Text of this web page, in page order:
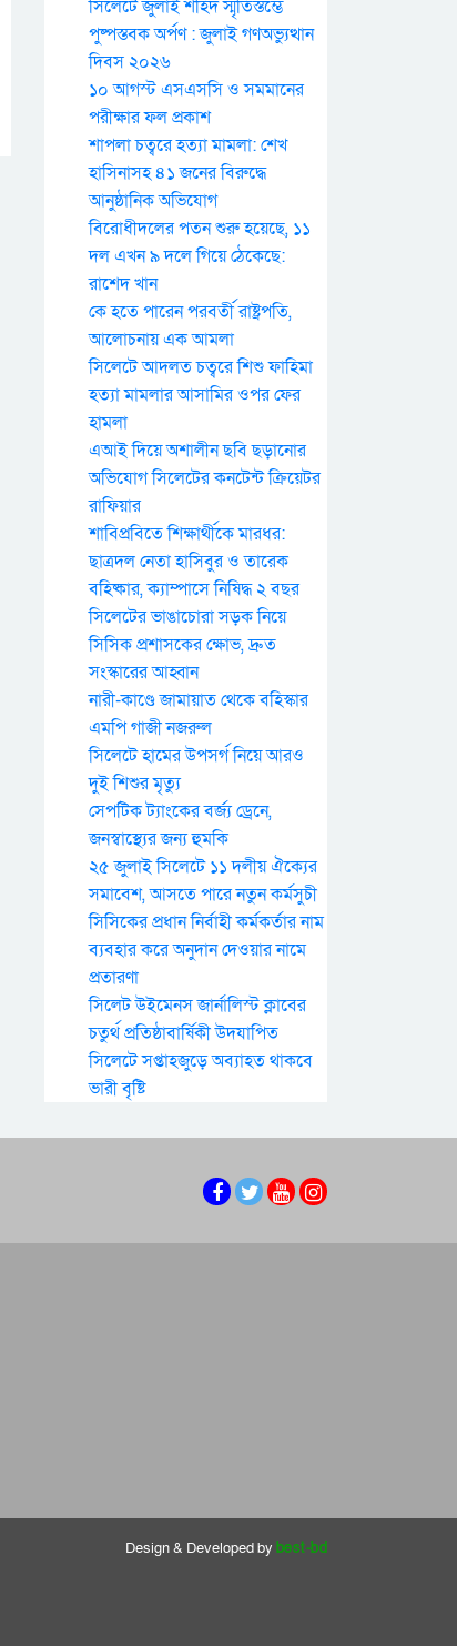
সিলেটে জুলাই শহিদ স্মৃতিস্তম্ভে
পুষ্পস্তবক অর্পণ : জুলাই গণঅভ্যুত্থান
দিবস ২০২৬
১০ আগস্ট এসএসসি ও সমমানের
পরীক্ষার ফল প্রকাশ
শাপলা চত্বরে হত্যা মামলা: শেখ
হাসিনাসহ ৪১ জনের বিরুদ্ধে
আনুষ্ঠানিক অভিযোগ
বিরোধীদলের পতন শুরু হয়েছে, ১১
দল এখন ৯ দলে গিয়ে ঠেকেছে:
রাশেদ খান
কে হতে পারেন পরবর্তী রাষ্ট্রপতি,
আলোচনায় এক আমলা
সিলেটে আদলত চত্বরে শিশু ফাহিমা
হত্যা মামলার আসামির ওপর ফের
হামলা
এআই দিয়ে অশালীন ছবি ছড়ানোর
অভিযোগ সিলেটের কনটেন্ট ক্রিয়েটর
রাফিয়ার
শাবিপ্রবিতে শিক্ষার্থীকে মারধর:
ছাত্রদল নেতা হাসিবুর ও তারেক
বহিষ্কার, ক্যাম্পাসে নিষিদ্ধ ২ বছর
সিলেটের ভাঙাচোরা সড়ক নিয়ে
সিসিক প্রশাসকের ক্ষোভ, দ্রুত
সংস্কারের আহ্বান
নারী-কাণ্ডে জামায়াত থেকে বহিস্কার
এমপি গাজী নজরুল
সিলেটে হামের উপসর্গ নিয়ে আরও
দুই শিশুর মৃত্যু
সেপটিক ট্যাংকের বর্জ্য ড্রেনে,
জনস্বাস্থ্যের জন্য হুমকি
২৫ জুলাই সিলেটে ১১ দলীয় ঐক্যের
সমাবেশ, আসতে পারে নতুন কর্মসুচী
সিসিকের প্রধান নির্বাহী কর্মকর্তার নাম
ব্যবহার করে অনুদান দেওয়ার নামে
প্রতারণা
সিলেট উইমেনস জার্নালিস্ট ক্লাবের
চতুর্থ প্রতিষ্ঠাবার্ষিকী উদযাপিত
সিলেটে সপ্তাহজুড়ে অব্যাহত থাকবে
ভারী বৃষ্টি
Design & Developed by best-bd